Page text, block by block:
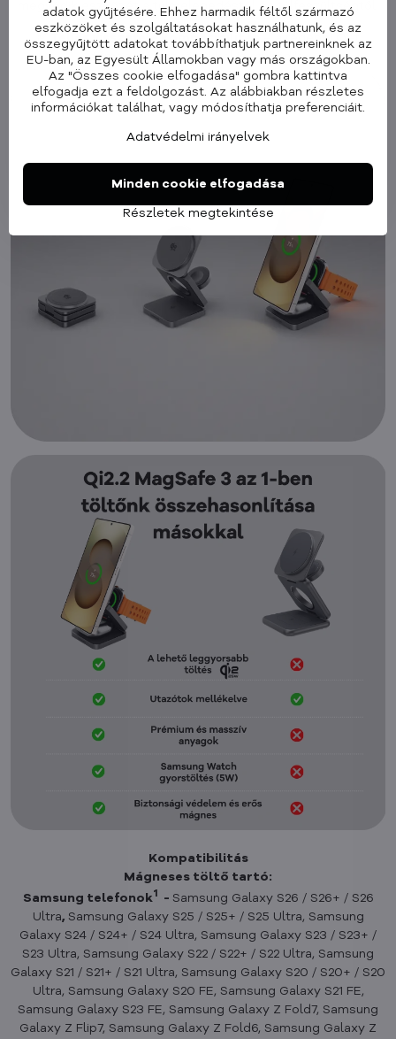
megvédik eszközét a túlmelegedéstől és túlfeszültségtől.
✅ Teljes visszafelé kompatibilitás
– a régebbi Qi-t
támogató eszközökkel is működik.
Kompatibilitás
Mágneses töltő tartó:
Samsung telefonok1 - Samsung Galaxy S26 / S26+ / S26
Ultra, Samsung Galaxy S25 / S25+ / S25 Ultra, Samsung
Galaxy S24 / S24+ / S24 Ultra, Samsung Galaxy S23 / S23+ /
S23 Ultra, Samsung Galaxy S22 / S22+ / S22 Ultra, Samsung
Galaxy S21 / S21+ / S21 Ultra, Samsung Galaxy S20 / S20+ / S20
Ultra, Samsung Galaxy S20 FE, Samsung Galaxy S21 FE,
Samsung Galaxy S23 FE, Samsung Galaxy Z Fold7, Samsung
Galaxy Z Flip7, Samsung Galaxy Z Fold6, Samsung Galaxy Z
adatok gyűjtésére. Ehhez harmadik féltől származó
eszközöket és szolgáltatásokat használhatunk, és az
összegyűjtött adatokat továbbíthatjuk partnereinknek az
EU-ban, az Egyesült Államokban vagy más országokban.
Az "Összes cookie elfogadása" gombra kattintva
elfogadja ezt a feldolgozást. Az alábbiakban részletes
információkat találhat, vagy módosíthatja preferenciáit.
Adatvédelmi irányelvek
Részletek megtekintése
Minden cookie elfogadása